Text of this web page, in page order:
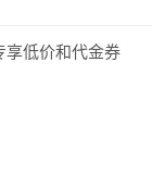
享低价和代金券